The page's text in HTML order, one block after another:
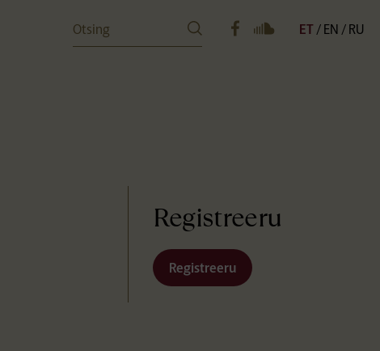
ET EN RU
Registreeru
Registreeru